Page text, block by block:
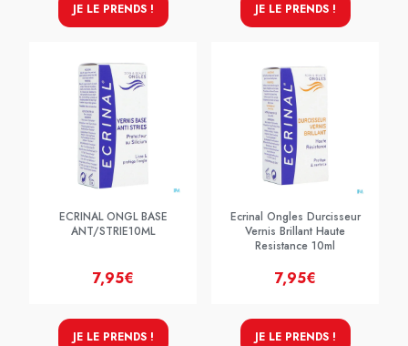
JE LE PRENDS ! JE LE PRENDS !
ECRINAL ONGL BASE
ANT/STRIE10ML
7,95€
JE LE PRENDS !
Ecrinal Ongles Durcisseur
Vernis Brillant Haute
Resistance 10ml
7,95€
JE LE PRENDS !